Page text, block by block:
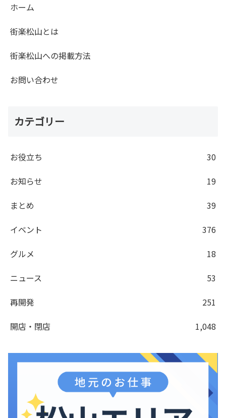
ホーム
街楽松山とは
街楽松山への掲載方法
お問い合わせ
カテゴリー
お役立ち
30
お知らせ
19
まとめ
39
イベント
376
グルメ
18
ニュース
53
再開発
251
開店・閉店
1,048